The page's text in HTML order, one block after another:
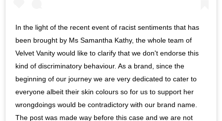
In the light of the recent event of racist sentiments that has
been brought by Ms Samantha Kathy, the whole team of
Velvet Vanity would like to clarify that we don't endorse this
kind of discriminatory behaviour. As a brand, since the
beginning of our journey we are very dedicated to cater to
everyone albeit their skin colours so for us to support her
wrongdoings would be contradictory with our brand name.
The post was made way before this case and we are not